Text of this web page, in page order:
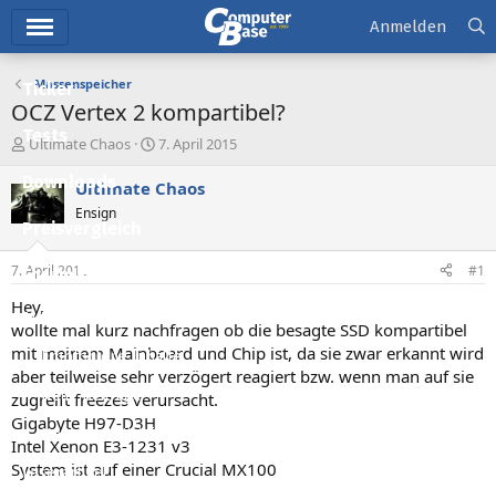
Ticker
Tests
Downloads
Preisvergleich
Forum
Aktuelles
Empfohlene Inhalte
Neue Beiträge
Neueste Aktivitäten
Leserartikel
Anmelden
Massenspeicher
OCZ Vertex 2 kompartibel?
E
s
t
e
l
e
r
Ultimate Chaos
E
s
t
m
7. April 2015
Ultimate Chaos
Ensign
7. April 2015 #1
Hey,
wollte mal kurz nachfragen ob die besagte SSD kompartibel
mit meinem Mainboard und Chip ist, da sie zwar erkannt wird
aber teilweise sehr verzögert reagiert bzw. wenn man auf sie
zugreift freezes verursacht.
Gigabyte H97-D3H
Intel Xenon E3-1231 v3
System ist auf einer Crucial MX100